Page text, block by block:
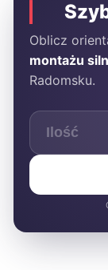
Oblicz
montażu
Radomsku.